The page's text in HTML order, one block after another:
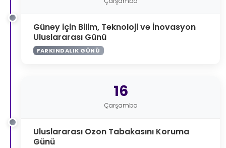
Güney için Bilim, Teknoloji ve İnovasyon
Uluslararası Günü
FARKINDALIK GÜNÜ
16
Çarşamba
Uluslararası Ozon Tabakasını Koruma
Günü